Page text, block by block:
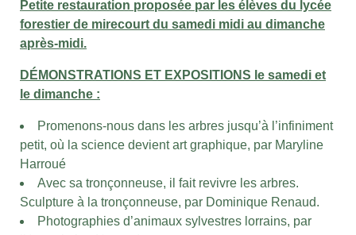
Petite restauration proposée par les élèves du lycée
forestier de mirecourt du samedi midi au dimanche
après-midi.
DÉMONSTRATIONS ET EXPOSITIONS le samedi et
le dimanche :
Promenons-nous dans les arbres jusqu’à l’infiniment
petit, où la science devient art graphique, par Maryline
Harroué
Avec sa tronçonneuse, il fait revivre les arbres.
Sculpture à la tronçonneuse, par Dominique Renaud.
Photographies d’animaux sylvestres lorrains, par